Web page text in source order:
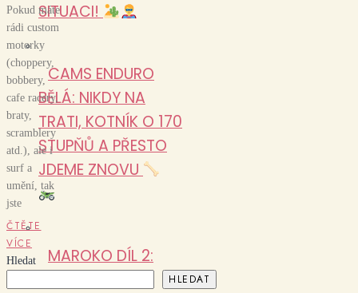
SITUACI!
CAMS ENDURO
BĚLÁ: NIKDY NA
TRATI, KOTNÍK O 170
STUPŇŮ A PŘESTO
JDEME ZNOVU
MAROKO DÍL 2:
Pokud máte
rádi custom
motorky
(choppery,
bobbery,
cafe racery,
braty,
scramblery
atd.), ale i
surf a
umění, tak
jste
ČTĚTE
VÍCE
Hledat
HLEDAT